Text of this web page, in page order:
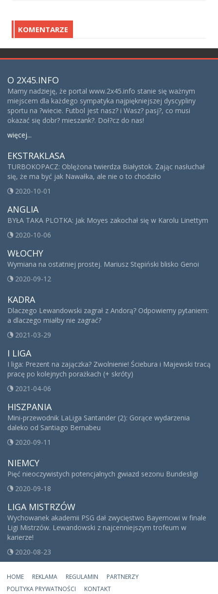
KOMENTARZE
O 2X45.INFO
Mamy nadzieję, że portal www.2x45.info stanie się ważnym
miejscem dla każdego sympatyka najpiękniejszej dyscypliny
sportu na ?wiecie. Futbol jest nasz? i Wasz? pasj?, co musi
okazać się dobr? mieszank?. Doł?cz do nas!
więcej...
EKSTRAKLASA
TURBOKOPACZ: Oblężona twierdza Białystok. Zając nasłuchał
się, że ma być jak Nawałka, ale nie o to chodziło
2020-10-01
ANGLIA
BYŁA TAKA PLOTKA: Jak Moyes zakochał się w Karolu Linettym
2020-10-06
WŁOCHY
Wymiana na ostatniej prostej. Mariusz Stępiński blisko Genoi
2020-09-12
KADRA
Dlaczego Lewandowski zagrał z Andorą? Odpowiemy pytaniem:
a dlaczego miałby nie zagrać?
2021-03-29
I LIGA
I liga: Prezent na zajączka? Zwolnienie! Ściebura i Majewski tracą
pracę po kolejnych porażkach (+ skróty)
2021-04-06
HISZPANIA
Mini-przewodnik LaLiga Santander (2): Gorące wydarzenia
daleko od Santiago Bernabeu
2020-09-11
NIEMCY
Pięć nieoczywistych potencjalnych gwiazd sezonu Bundesligi
2020-09-18
LIGA MISTRZÓW
Wychowanek akademii PSG dał zwycięstwo Bayernowi w finale
Ligi Mistrzów. Lewandowski z najcenniejszym trofeum w
karierze!
2020-08-23
HOME REKLAMA REGULAMIN
PARTNERZY
POLITYKA PRYWATNOŚCI
KONTAKT